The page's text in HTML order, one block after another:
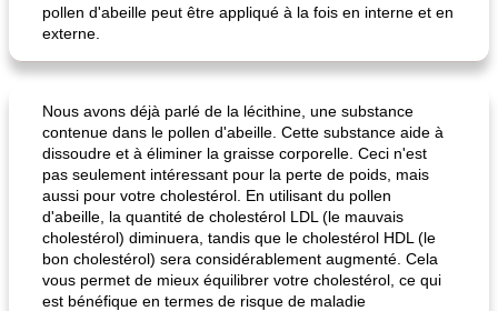
dîner de poêlon de riz sauvage
pollen d'abeille peut être appliqué à la fois en interne et en
externe.
Nous avons déjà parlé de la lécithine, une substance
contenue dans le pollen d'abeille. Cette substance aide à
dissoudre et à éliminer la graisse corporelle. Ceci n'est
pas seulement intéressant pour la perte de poids, mais
aussi pour votre cholestérol. En utilisant du pollen
d'abeille, la quantité de cholestérol LDL (le mauvais
cholestérol) diminuera, tandis que le cholestérol HDL (le
bon cholestérol) sera considérablement augmenté. Cela
vous permet de mieux équilibrer votre cholestérol, ce qui
est bénéfique en termes de risque de maladie